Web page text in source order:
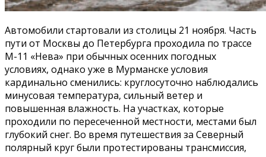
Автомобили стартовали из столицы 21 ноября. Часть
пути от Москвы до Петербурга проходила по трассе
М-11 «Нева» при обычных осенних погодных
условиях, однако уже в Мурманске условия
кардинально сменились: круглосуточно наблюдались
минусовая температура, сильный ветер и
повышенная влажность. На участках, которые
проходили по пересеченной местности, местами был
глубокий снег. Во время путешествия за Северный
полярный круг были протестированы трансмиссия,